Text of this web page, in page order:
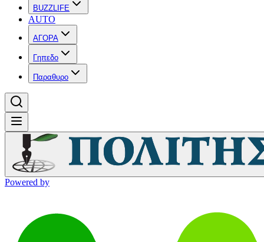
BUZZLIFE
AUTO
ΑΓΟΡΑ
Γηπεδο
Παραθυρο
Powered by